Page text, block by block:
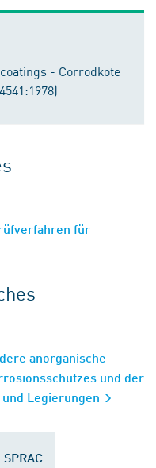
- Corrodkote
für
anorganische
und der
Legierungen